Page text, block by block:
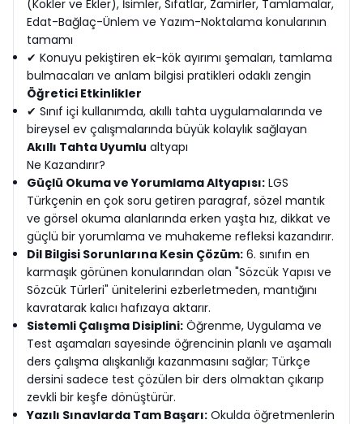
(Kökler ve Ekler), İsimler, Sıfatlar, Zamirler, Tamlamalar,
Edat-Bağlaç-Ünlem ve Yazım-Noktalama konularının
tamamı
✔ Konuyu pekiştiren ek-kök ayırımı şemaları, tamlama
bulmacaları ve anlam bilgisi pratikleri odaklı zengin
Öğretici Etkinlikler
✔ Sınıf içi kullanımda, akıllı tahta uygulamalarında ve
bireysel ev çalışmalarında büyük kolaylık sağlayan
Akıllı Tahta Uyumlu altyapı
Ne Kazandırır?
Güçlü Okuma ve Yorumlama Altyapısı: LGS
Türkçenin en çok soru getiren paragraf, sözel mantık
ve görsel okuma alanlarında erken yaşta hız, dikkat ve
güçlü bir yorumlama ve muhakeme refleksi kazandırır.
Dil Bilgisi Sorunlarına Kesin Çözüm: 6. sınıfın en
karmaşık görünen konularından olan "Sözcük Yapısı ve
Sözcük Türleri" ünitelerini ezberletmeden, mantığını
kavratarak kalıcı hafızaya aktarır.
Sistemli Çalışma Disiplini: Öğrenme, Uygulama ve
Test aşamaları sayesinde öğrencinin planlı ve aşamalı
ders çalışma alışkanlığı kazanmasını sağlar; Türkçe
dersini sadece test çözülen bir ders olmaktan çıkarıp
zevkli bir keşfe dönüştürür.
Yazılı Sınavlarda Tam Başarı: Okulda öğretmenlerin